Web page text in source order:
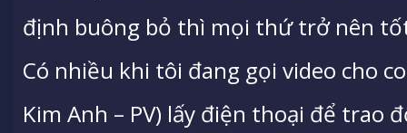
định buông bỏ thì mọi thứ trở nên
Có nhiều khi tôi đang gọi video cho
Kim Anh – PV) lấy điện thoại để trao